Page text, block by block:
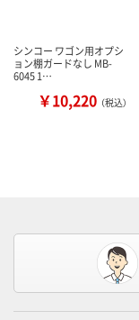
シンコー ワゴン用オプシ
ョン棚ガードなし MB-
6045 1…
￥10,220 （税込）